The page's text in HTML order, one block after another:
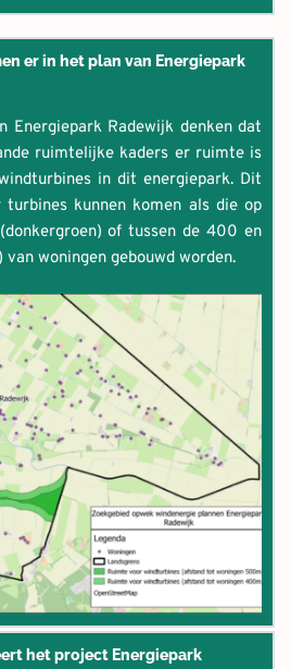
er in het plan van Energiepark
Energiepark Radewijk denken dat
ruimtelijke kaders er ruimte is
in dit energiepark. Dit
kunnen komen als die op
of tussen de 400 en
woningen gebouwd worden.
het project Energiepark